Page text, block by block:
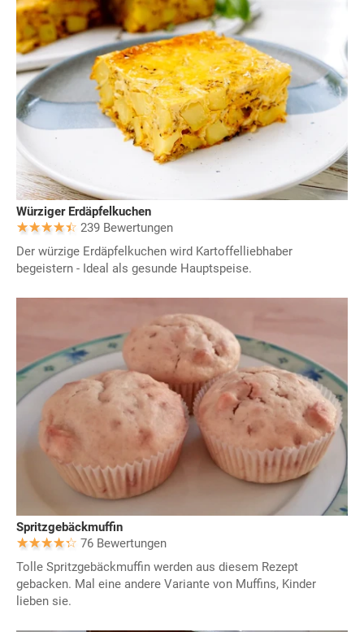
Würziger Erdäpfelkuchen
239 Bewertungen
Der würzige Erdäpfelkuchen wird Kartoffelliebhaber
begeistern - Ideal als gesunde Hauptspeise.
Spritzgebäckmuffin
76 Bewertungen
Tolle Spritzgebäckmuffin werden aus diesem Rezept
gebacken. Mal eine andere Variante von Muffins, Kinder
lieben sie.